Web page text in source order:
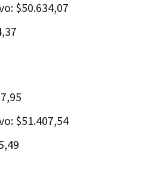
$50.634,07
$51.407,54